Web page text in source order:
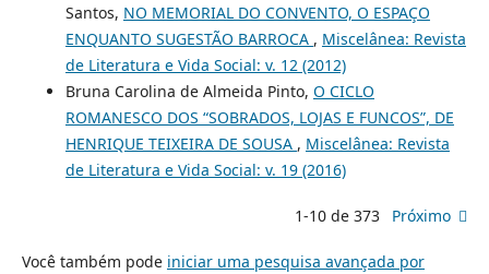
Santos, NO MEMORIAL DO CONVENTO, O ESPAÇO
ENQUANTO SUGESTÃO BARROCA , Miscelânea: Revista
de Literatura e Vida Social: v. 12 (2012)
Bruna Carolina de Almeida Pinto, O CICLO
ROMANESCO DOS “SOBRADOS, LOJAS E FUNCOS”, DE
HENRIQUE TEIXEIRA DE SOUSA , Miscelânea: Revista
de Literatura e Vida Social: v. 19 (2016)
1-10 de 373 Próximo
Você também pode iniciar uma pesquisa avançada por